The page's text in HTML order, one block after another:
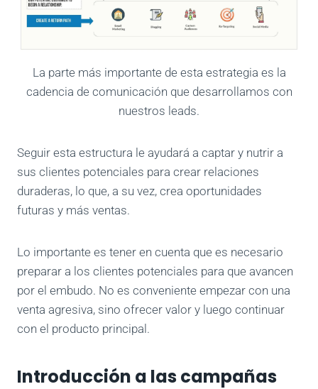
La parte más importante de esta estrategia es la
cadencia de comunicación que desarrollamos con
nuestros leads.
Seguir esta estructura le ayudará a captar y nutrir a
sus clientes potenciales para crear relaciones
duraderas, lo que, a su vez, crea oportunidades
futuras y más ventas.
Lo importante es tener en cuenta que es necesario
preparar a los clientes potenciales para que avancen
por el embudo. No es conveniente empezar con una
venta agresiva, sino ofrecer valor y luego continuar
con el producto principal.
Introducción a las campañas